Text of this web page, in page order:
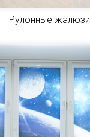
Рулонные жалюзи